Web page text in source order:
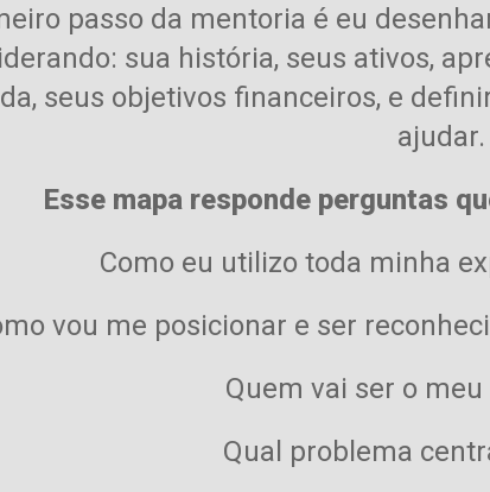
passo da mentoria é eu
sua história, seus ativos,
seus objetivos financeiros, e
ajudar.
Esse mapa responde perguntas
Como eu utilizo toda minha
vou me posicionar e ser
Quem vai ser o
Qual problema